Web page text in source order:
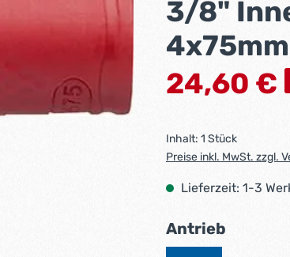
3/8"
4x75mm
Verkaufspreis:
24,60 €
Inhalt: 1 Stück
Preise inkl. MwSt. zzgl.
Lieferzeit: 1-3
Antrieb